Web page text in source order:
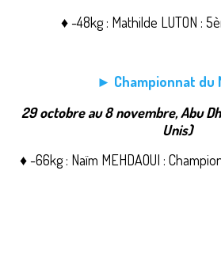
♦ -48kg : Mathilde LUTON :
► Championnat du
29 octobre au 8 novembre, Abu
Unis)
♦ -66kg : Naïm MEHDAOUI :